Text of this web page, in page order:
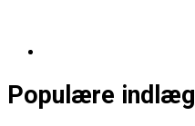
Populære indlæg